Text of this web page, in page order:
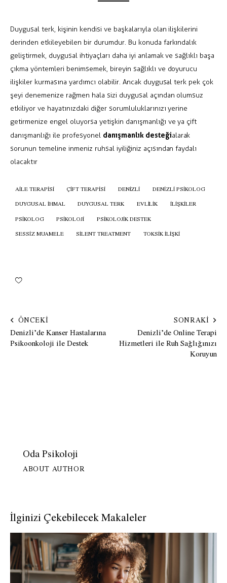
Duygusal terk, kişinin kendisi ve başkalarıyla olan ilişkilerini
derinden etkileyebilen bir durumdur. Bu konuda farkındalık
geliştirmek, duygusal ihtiyaçları daha iyi anlamak ve sağlıklı başa
çıkma yöntemleri benimsemek, bireyin sağlıklı ve doyurucu
ilişkiler kurmasına yardımcı olabilir. Ancak duygusal terk pek çok
şeyi denemenize rağmen hala sizi duygusal açından olumsuz
etkiliyor ve hayatınızdaki diğer sorumluluklarınızı yerine
getirmenize engel oluyorsa yetişkin danışmanlığı ve ya çift
danışmanlığı ile profesyonel danışmanlık desteğialarak
sorunun temeline inmeniz ruhsal iyiliğiniz açısından faydalı
olacaktır
AILE TERAPISI ÇIFT TERAPISI DENIZLI
DENIZLI PSIKOLOG
DUYGUSAL IHMAL
DUYGUSAL TERK EVLILIK
ILIŞKILER
PSIKOLOG
PSIKOLOJI
PSIKOLOJIK DESTEK
SESSIZ MUAMELE
SILENT TREATMENT TOKSIK ILIŞKI
ÖNCEKI
Denizli’de Kanser Hastalarına
Psikoonkoloji ile Destek
SONRAKI
Denizli’de Online Terapi
Hizmetleri ile Ruh Sağlığınızı
Koruyun
Oda Psikoloji
ABOUT AUTHOR
İlginizi Çekebilecek Makaleler